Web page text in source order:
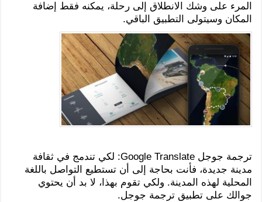
المرء على وشك الانطلاق إلى رحلة، يمكنه فقط إضافة
المكان وسيتولى التطبيق الباقي.
ترجمة جوجل Google Translate: لكي تندمج في ثقافة
مدينة جديدة، فأنت بحاجة إلى أن تستطيع التواصل باللغة
المحلية لهذه المدينة. ولكي تقوم بهذا، لا بد أن يحتوي
جوالك على تطبيق ترجمة جوجل.